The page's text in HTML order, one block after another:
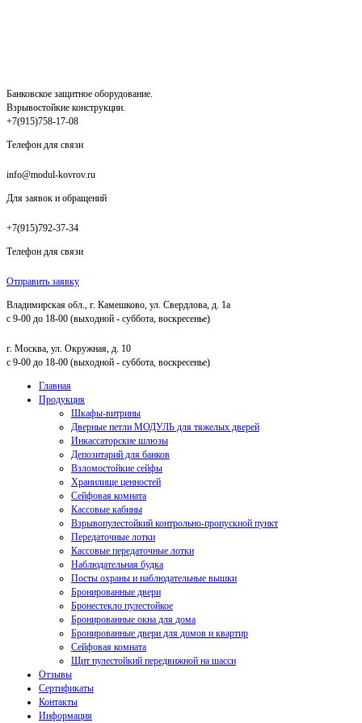
Банковское защитное оборудование.
Взрывостойкие конструкции.
+7(915)758-17-08
Телефон для связи
info@modul-kovrov.ru
Для заявок и обращений
+7(915)792-37-34
Телефон для связи
Отправить заявку
Владимирская обл., г. Камешково, ул. Свердлова, д. 1а
с 9-00 до 18-00 (выходной - суббота, воскресенье)
г. Москва, ул. Окружная, д. 10
с 9-00 до 18-00 (выходной - суббота, воскресенье)
Главная
Продукция
Шкафы-витрины
Дверные петли МОДУЛЬ для тяжелых дверей
Инкассаторские шлюзы
Депозитарий для банков
Взломостойкие сейфы
Хранилище ценностей
Сейфовая комната
Кассовые кабины
Взрывопулестойкий контрольно-пропускной пункт
Передаточные лотки
Кассовые передаточные лотки
Наблюдательная будка
Посты охраны и наблюдательные вышки
Бронированные двери
Бронестекло пулестойкое
Бронированные окна для дома
Бронированные двери для домов и квартир
Сейфовая комната
Щит пулестойкий передвижной на шасси
Отзывы
Сертификаты
Контакты
Информация